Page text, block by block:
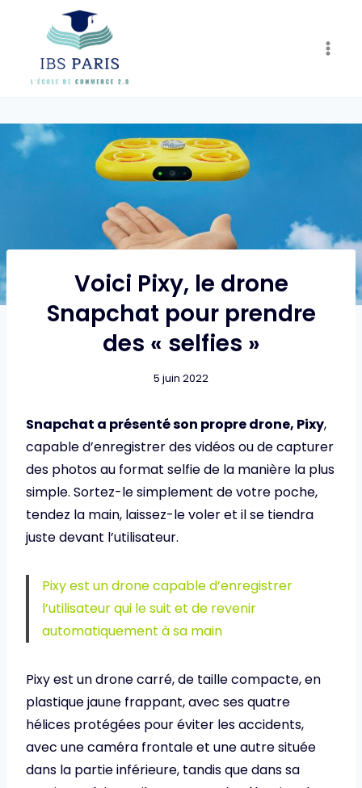
content
Voici Pixy, le drone
Snapchat pour prendre
des « selfies »
5 juin 2022
Snapchat a présenté son propre drone, Pixy,
capable d’enregistrer des vidéos ou de capturer
des photos au format selfie de la manière la plus
simple. Sortez-le simplement de votre poche,
tendez la main, laissez-le voler et il se tiendra
juste devant l’utilisateur.
Pixy est un drone capable d’enregistrer
l’utilisateur qui le suit et de revenir
automatiquement à sa main
Pixy est un drone carré, de taille compacte, en
plastique jaune frappant, avec ses quatre
hélices protégées pour éviter les accidents,
avec une caméra frontale et une autre située
dans la partie inférieure, tandis que dans sa